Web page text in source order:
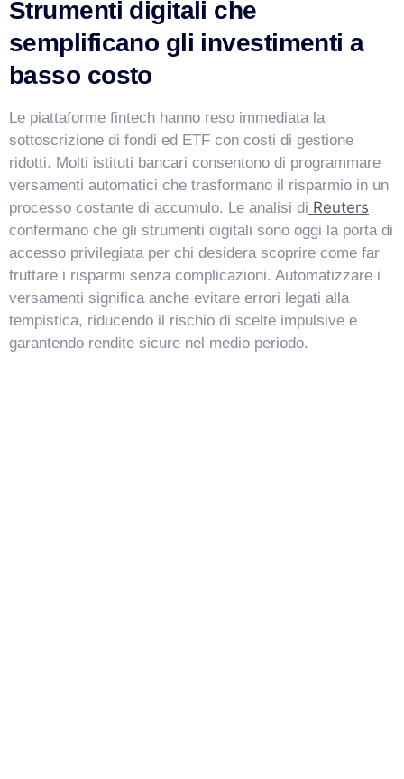
Strumenti digitali che
semplificano gli investimenti a
basso costo
Le piattaforme fintech hanno reso immediata la
sottoscrizione di fondi ed ETF con costi di gestione
ridotti. Molti istituti bancari consentono di programmare
versamenti automatici che trasformano il risparmio in un
processo costante di accumulo. Le analisi di Reuters
confermano che gli strumenti digitali sono oggi la porta di
accesso privilegiata per chi desidera scoprire come far
fruttare i risparmi senza complicazioni. Automatizzare i
versamenti significa anche evitare errori legati alla
tempistica, riducendo il rischio di scelte impulsive e
garantendo rendite sicure nel medio periodo.